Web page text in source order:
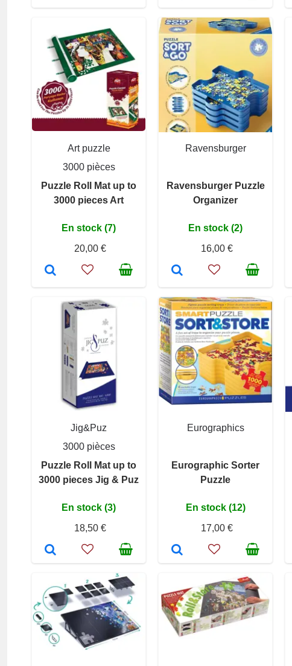
Art puzzle
3000 pièces
Puzzle Roll Mat up to
3000 pieces Art
En stock (7)
20,00 €
Ravensburger
Ravensburger Puzzle
Organizer
En stock (2)
16,00 €
Jig&Puz
3000 pièces
Puzzle Roll Mat up to
3000 pieces Jig & Puz
En stock (3)
18,50 €
Eurographics
Eurographic Sorter
Puzzle
En stock (12)
17,00 €